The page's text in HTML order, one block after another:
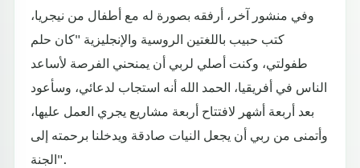
وفي منشور آخر، أرفقه بصورة له مع أطفال من نيجريا،
كتب حبيب باللغتين الروسية والإنجليزية "كان حلم
طفولتي، وكنت أصلي لربي أن يمنحني الفرصة لأساعد
الناس في أفريقيا، الحمد الله أنه استجاب لدعائي، وسأعود
بعد أربعة أشهر لافتتاح أربعة مشاريع يجري العمل عليها،
وأتمنى من ربي أن يجعل النيات صادقة ويدخلنا برحمته إلى
الجنة".